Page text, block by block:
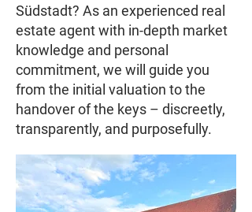
Südstadt? As an experienced real
estate agent with in-depth market
knowledge and personal
commitment, we will guide you
from the initial valuation to the
handover of the keys – discreetly,
transparently, and purposefully.